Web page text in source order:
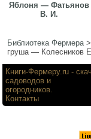
Яблоня — Фатьянов
В. И.
Библиотека Фермера>
груша — Колесников
Книги-Фермеру.ru -
садоводов и
Контакты